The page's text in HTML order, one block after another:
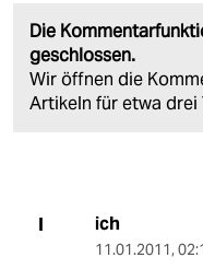
Die
geschlossen.
Wir öffnen die
Artikeln für etwa drei
I ich
11.01.2011,